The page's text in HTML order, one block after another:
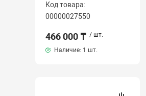
Код товара:
00000027550
466 000 ₸ / шт.
Наличие: 1 шт.